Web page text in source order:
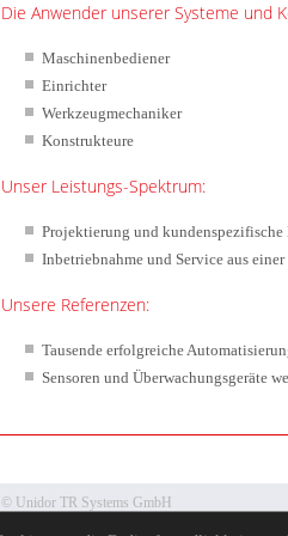
Die Anwender unserer Systeme und
Maschinenbediener
Einrichter
Werkzeugmechaniker
Konstrukteure
Unser Leistungs-Spektrum:
Projektierung und
Inbetriebnahme und Service aus einer
Unsere Referenzen:
Tausende erfolgreiche
Sensoren und Überwachungsgeräte
© Unidor TR Systems GmbH